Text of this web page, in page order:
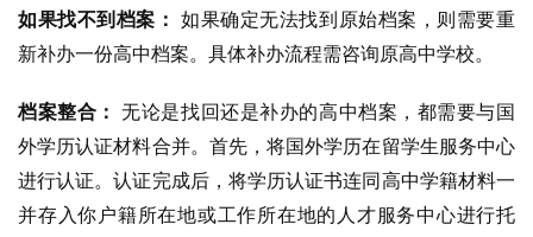
如果找不到档案：
如果确定无法找到原始档案，则需要重
新补办一份高中档案。具体补办流程需咨询原高中学校。
档案整合：
无论是找回还是补办的高中档案，都需要与国
外学历认证材料合并。首先，将国外学历在留学生服务中心
进行认证。认证完成后，将学历认证书连同高中学籍材料一
并存入你户籍所在地或工作所在地的人才服务中心进行托